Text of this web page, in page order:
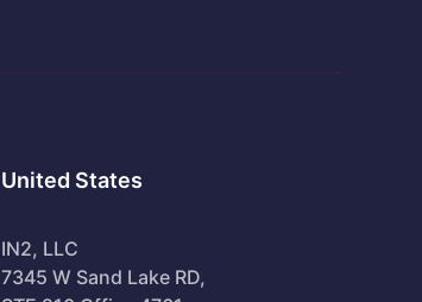
United States
IN2, LLC
7345 W Sand Lake RD,